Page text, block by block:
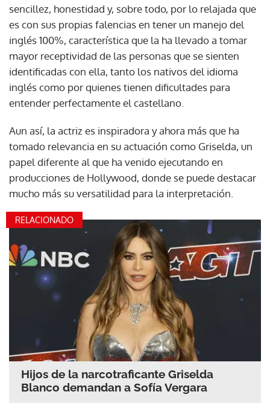
sencillez, honestidad y, sobre todo, por lo relajada que
es con sus propias falencias en tener un manejo del
inglés 100%, característica que la ha llevado a tomar
mayor receptividad de las personas que se sienten
identificadas con ella, tanto los nativos del idioma
inglés como por quienes tienen dificultades para
entender perfectamente el castellano.
Aun así, la actriz es inspiradora y ahora más que ha
tomado relevancia en su actuación como Griselda, un
papel diferente al que ha venido ejecutando en
producciones de Hollywood, donde se puede destacar
mucho más su versatilidad para la interpretación.
RELACIONADO
Hijos de la narcotraficante Griselda
Blanco demandan a Sofía Vergara